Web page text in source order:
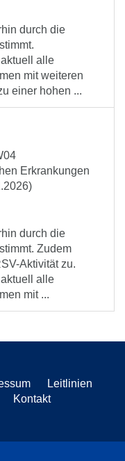
durch die
alle
mit weiteren
einer hohen ...
Erkrankungen
durch die
Zudem
Aktivität zu.
alle
mit ...
Leitlinien
Kontakt